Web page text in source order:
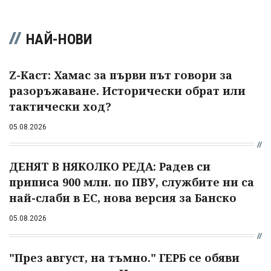
НАЙ-НОВИ
Z-Каст: Хамас за първи път говори за
разоръжаване. Исторически обрат или
тактически ход?
05.08.2026
ДЕНЯТ В НЯКОЛКО РЕДА: Радев си
приписа 900 млн. по ПВУ, службите ни са
най-слаби в ЕС, нова версия за Банско
05.08.2026
"През август, на тъмно." ГЕРБ се обяви